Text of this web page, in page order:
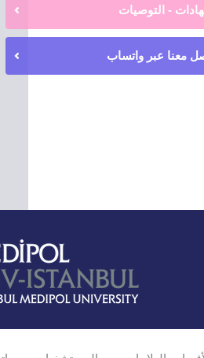
- التوصيات
معنا عبر واتساب